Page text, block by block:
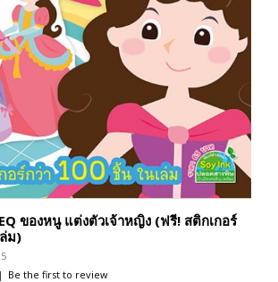
ของหนู แต่งตัวเจ้าหญิง (ฟรี! สติกเกอร์
ม)
| Be the first to review